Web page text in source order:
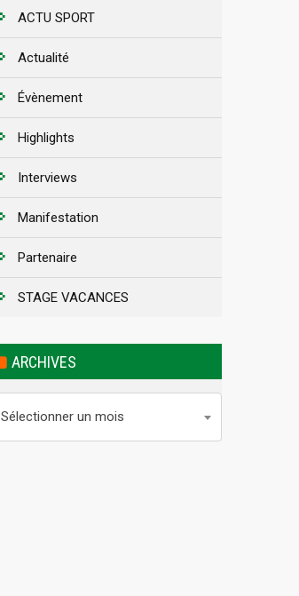
ACTU SPORT
Actualité
Évènement
Highlights
Interviews
Manifestation
Partenaire
STAGE VACANCES
ARCHIVES
Sélectionner un mois